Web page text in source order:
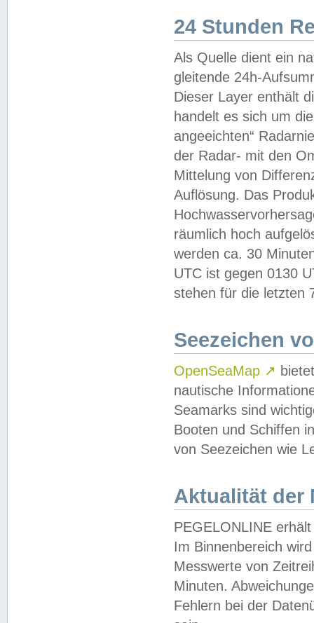
24 Stunden
Als Quelle dient ein
gleitende 24h-
Dieser Layer enthält
handelt es sich um
angeeichten“
der Radar- mit den
Mittelung von
Auflösung. Das
räumlich hoch
werden ca. 30
UTC ist gegen 0130
stehen für die letzten
Seezeichen
OpenSeaMap ↗
nautische
Seamarks sind
Booten und Schiffen
von Seezeichen wie
Aktualität der
PEGELONLINE
Im Binnenbereich
Messwerte von
Minuten.
Fehlern bei der